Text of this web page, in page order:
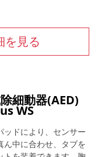
を見る
細動器(AED)
WS
ッドにより、センサー
ん中に合わせ、タブを